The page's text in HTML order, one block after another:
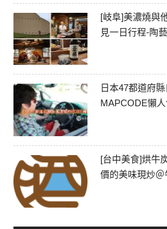
[岐阜]美濃燒與
見一日行程-陶
日本47都道府
MAPCODE懶
[台中美食]烘牛
價的美味現炒＠